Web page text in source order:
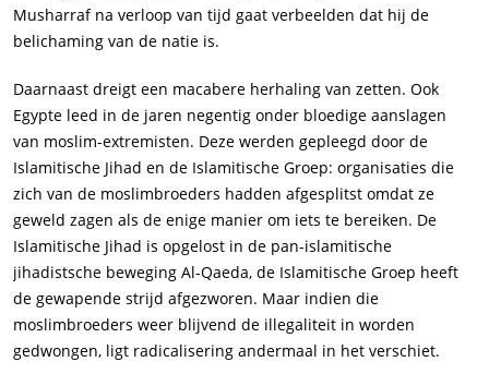
Musharraf na verloop van tijd gaat verbeelden dat hij de
belichaming van de natie is.
Daarnaast dreigt een macabere herhaling van zetten. Ook
Egypte leed in de jaren negentig onder bloedige aanslagen
van moslim-extremisten. Deze werden gepleegd door de
Islamitische Jihad en de Islamitische Groep: organisaties die
zich van de moslimbroeders hadden afgesplitst omdat ze
geweld zagen als de enige manier om iets te bereiken. De
Islamitische Jihad is opgelost in de pan-islamitische
jihadistsche beweging Al-Qaeda, de Islamitische Groep heeft
de gewapende strijd afgezworen. Maar indien die
moslimbroeders weer blijvend de illegaliteit in worden
gedwongen, ligt radicalisering andermaal in het verschiet.